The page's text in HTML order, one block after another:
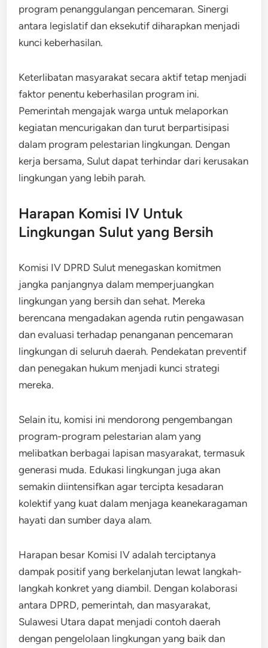
program penanggulangan pencemaran. Sinergi
antara legislatif dan eksekutif diharapkan menjadi
kunci keberhasilan.
Keterlibatan masyarakat secara aktif tetap menjadi
faktor penentu keberhasilan program ini.
Pemerintah mengajak warga untuk melaporkan
kegiatan mencurigakan dan turut berpartisipasi
dalam program pelestarian lingkungan. Dengan
kerja bersama, Sulut dapat terhindar dari kerusakan
lingkungan yang lebih parah.
Harapan Komisi IV Untuk
Lingkungan Sulut yang Bersih
Komisi IV DPRD Sulut menegaskan komitmen
jangka panjangnya dalam memperjuangkan
lingkungan yang bersih dan sehat. Mereka
berencana mengadakan agenda rutin pengawasan
dan evaluasi terhadap penanganan pencemaran
lingkungan di seluruh daerah. Pendekatan preventif
dan penegakan hukum menjadi kunci strategi
mereka.
Selain itu, komisi ini mendorong pengembangan
program-program pelestarian alam yang
melibatkan berbagai lapisan masyarakat, termasuk
generasi muda. Edukasi lingkungan juga akan
semakin diintensifkan agar tercipta kesadaran
kolektif yang kuat dalam menjaga keanekaragaman
hayati dan sumber daya alam.
Harapan besar Komisi IV adalah terciptanya
dampak positif yang berkelanjutan lewat langkah-
langkah konkret yang diambil. Dengan kolaborasi
antara DPRD, pemerintah, dan masyarakat,
Sulawesi Utara dapat menjadi contoh daerah
dengan pengelolaan lingkungan yang baik dan